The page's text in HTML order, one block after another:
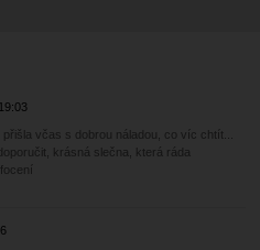
19:03
včas s dobrou náladou, co víc chtít...
krásná slečna, která ráda